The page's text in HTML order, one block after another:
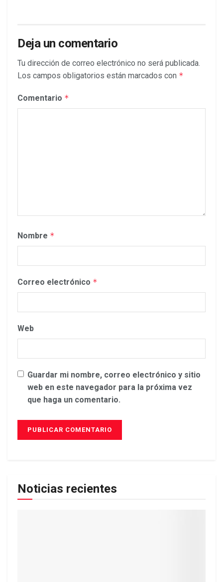
Deja un comentario
Tu dirección de correo electrónico no será publicada.
Los campos obligatorios están marcados con *
Comentario *
Nombre *
Correo electrónico *
Web
Guardar mi nombre, correo electrónico y sitio
web en este navegador para la próxima vez
que haga un comentario.
Noticias recientes